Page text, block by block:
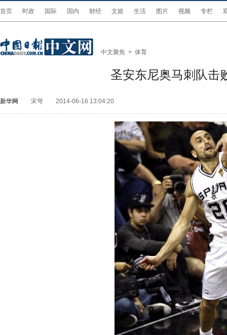
首页 时政 国际 国内 财经 文娱 生活 图片 视频 专栏
中文聚焦 > 体育
圣安东尼奥马刺队击
新华网 宋穹 2014-06-16 13:04:20